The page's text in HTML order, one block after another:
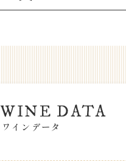
WINE DATA
ワインデータ